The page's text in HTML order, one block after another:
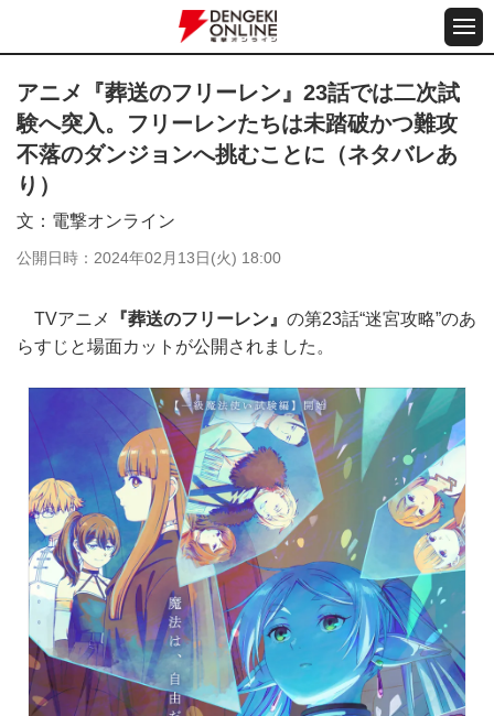
アニメ『葬送のフリーレン』23話では二次試
験へ突入。フリーレンたちは未踏破かつ難攻
不落のダンジョンへ挑むことに（ネタバレあ
り）
文 電撃オンライン
公開日時 2024年02月13日(火) 18:00
TVアニメ 『葬送のフリーレン』 の第23話“迷宮攻略”のあ
らすじと場面カットが公開されました。